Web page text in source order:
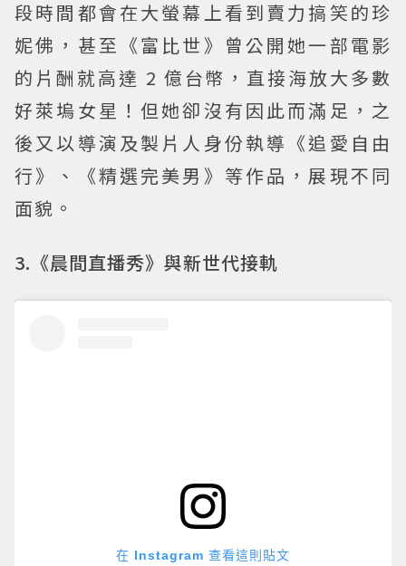
段時間都會在大螢幕上看到賣力搞笑的珍
妮佛，甚至《富比世》曾公開她一部電影
的片酬就高達 2 億台幣，直接海放大多數
好萊塢女星！但她卻沒有因此而滿足，之
後又以導演及製片人身份執導《追愛自由
行》、《精選完美男》等作品，展現不同
面貌。
3.《晨間直播秀》與新世代接軌
在 Instagram 查看這則貼文